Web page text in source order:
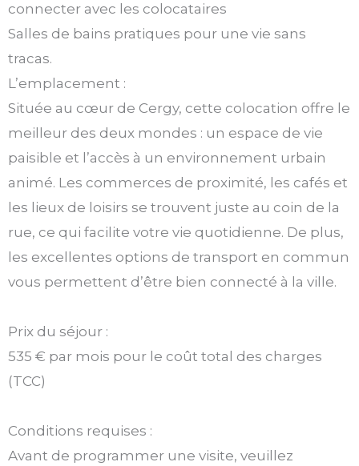
connecter avec les colocataires
Salles de bains pratiques pour une vie sans
tracas.
L’emplacement :
Située au cœur de Cergy, cette colocation offre le
meilleur des deux mondes : un espace de vie
paisible et l’accès à un environnement urbain
animé. Les commerces de proximité, les cafés et
les lieux de loisirs se trouvent juste au coin de la
rue, ce qui facilite votre vie quotidienne. De plus,
les excellentes options de transport en commun
vous permettent d’être bien connecté à la ville.
Prix du séjour :
535 € par mois pour le coût total des charges
(TCC)
Conditions requises :
Avant de programmer une visite, veuillez